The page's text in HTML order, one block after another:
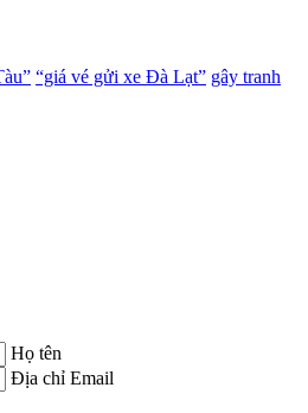
“giá vé gửi xe Đà Lạt” gây tranh
Họ tên
Địa chỉ Email